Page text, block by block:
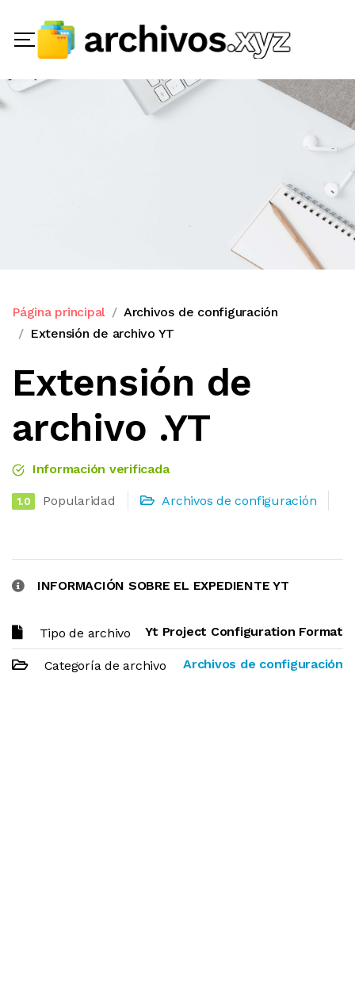
Página principal
Archivos de configuración
Extensión de archivo YT
Extensión de
archivo .YT
Información verificada
1.0 Popularidad Archivos de configuración
INFORMACIÓN SOBRE EL EXPEDIENTE YT
Tipo de archivo Yt Project Configuration Format
Categoría de archivo Archivos de configuración